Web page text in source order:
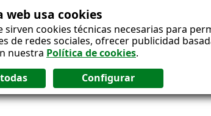
web usa cookies
sirven cookies técnicas necesarias para
de redes sociales, ofrecer publicidad
nuestra Política de cookies.